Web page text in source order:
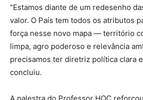
“Estamos diante de um redesenho
valor. O País tem todos os atributos
força nesse novo mapa — território
limpa, agro poderoso e relevância
precisamos ter diretriz política clara
concluiu.